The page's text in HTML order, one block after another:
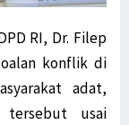
RI, Dr. Filep
konflik di
adat,
usai